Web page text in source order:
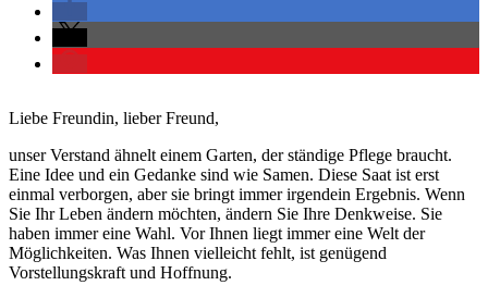
Liebe Freundin, lieber Freund,
unser Verstand ähnelt einem Garten, der ständige Pflege braucht.
Eine Idee und ein Gedanke sind wie Samen. Diese Saat ist erst
einmal verborgen, aber sie bringt immer irgendein Ergebnis. Wenn
Sie Ihr Leben ändern möchten, ändern Sie Ihre Denkweise. Sie
haben immer eine Wahl. Vor Ihnen liegt immer eine Welt der
Möglichkeiten. Was Ihnen vielleicht fehlt, ist genügend
Vorstellungskraft und Hoffnung.